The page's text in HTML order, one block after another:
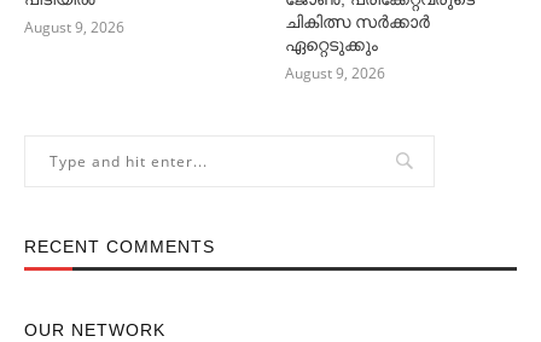
August 9, 2026
ചികിത്സ സര്‍ക്കാര്‍
ഏറ്റെടുക്കും
August 9, 2026
RECENT COMMENTS
OUR NETWORK